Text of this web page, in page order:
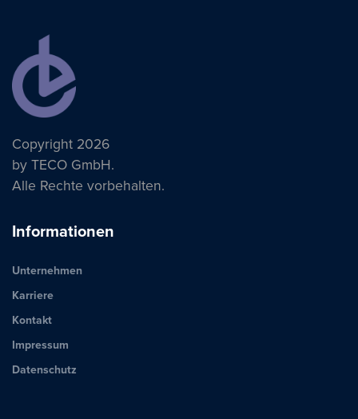
Copyright 2026
by TECO GmbH.
Alle Rechte vorbehalten.
Informationen
Unternehmen
Karriere
Kontakt
Impressum
Datenschutz